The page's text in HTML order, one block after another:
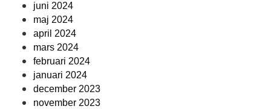
juni 2024
maj 2024
april 2024
mars 2024
februari 2024
januari 2024
december 2023
november 2023